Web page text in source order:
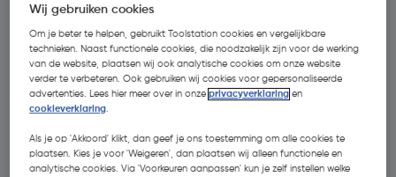
Wij gebruiken cookies
Om je beter te helpen, gebruikt Toolstation cookies en vergelijkbare
technieken. Naast functionele cookies, die noodzakelijk zijn voor de werking
van de website, plaatsen wij ook analytische cookies om onze website
verder te verbeteren. Ook gebruiken wij cookies voor gepersonaliseerde
advertenties. Lees hier meer over in onzeprivacyverklaring en
cookieverklaring.
Als je op 'Akkoord' klikt, dan geef je ons toestemming om alle cookies te
plaatsen. Kies je voor 'Weigeren', dan plaatsen wij alleen functionele en
analytische cookies. Via 'Voorkeuren aanpassen' kun je zelf instellen welke